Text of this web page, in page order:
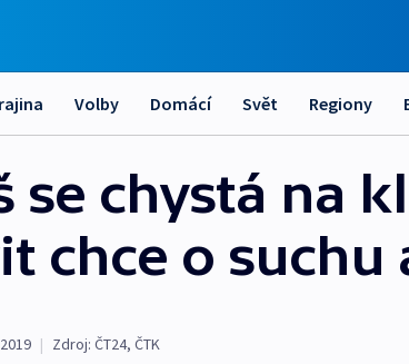
Volby Domácí Svět Regiony
se chystá na
chce o
| Zdroj: ČT24, ČTK